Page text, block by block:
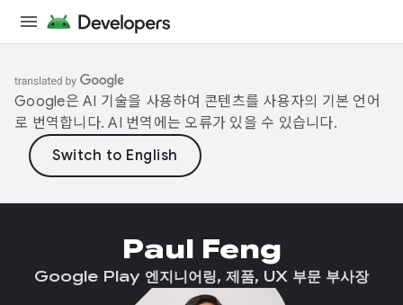
Google은 AI 기술을 사용하여 콘텐츠를 사용자의 기본 언어
로 번역합니다. AI 번역에는 오류가 있을 수 있습니다.
Paul Feng
Google Play 엔지니어링, 제품, UX 부문 부사장